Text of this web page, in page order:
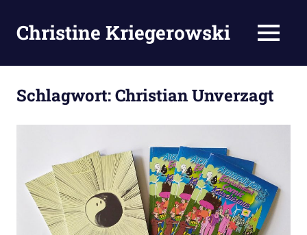
Inhalt
springen
Christine Kriegerowski MENÜ
Schlagwort:Christian Unverzagt